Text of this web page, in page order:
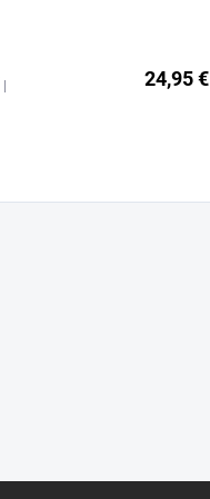
|
24,95 €